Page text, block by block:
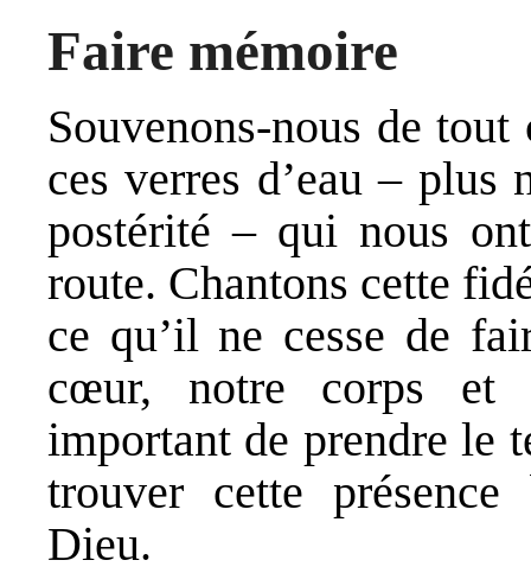
Faire mémoire
Souvenons-nous de
ces verres d’eau – plus
postérité – qui nous
route. Chantons cette
ce qu’il ne cesse de
cœur, notre corps et
important de prendre le
trouver cette
Dieu.